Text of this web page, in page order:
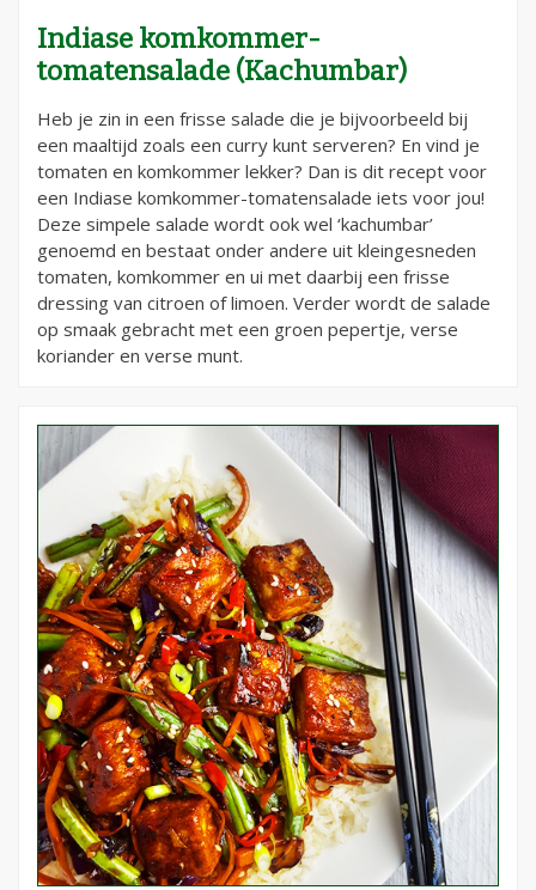
Indiase komkommer-
tomatensalade (Kachumbar)
Heb je zin in een frisse salade die je bijvoorbeeld bij
een maaltijd zoals een curry kunt serveren? En vind je
tomaten en komkommer lekker? Dan is dit recept voor
een Indiase komkommer-tomatensalade iets voor jou!
Deze simpele salade wordt ook wel ‘kachumbar’
genoemd en bestaat onder andere uit kleingesneden
tomaten, komkommer en ui met daarbij een frisse
dressing van citroen of limoen. Verder wordt de salade
op smaak gebracht met een groen pepertje, verse
koriander en verse munt.